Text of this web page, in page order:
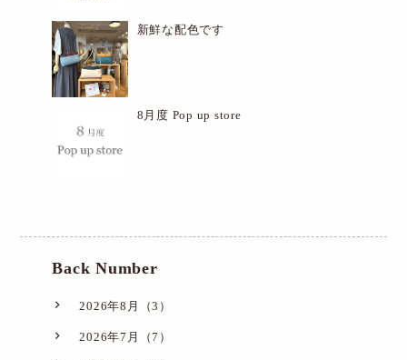
新鮮な配色です
8月度 Pop up store
Back Number
2026年8月（3）
2026年7月（7）